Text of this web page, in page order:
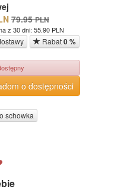
79.95 PLN
z 30 dni: 55.90 PLN
Rabat0 %
o dostępności
schowka